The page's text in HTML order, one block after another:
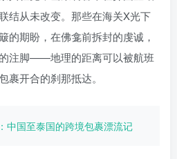
结从未改变。那些在海关X光下
的期盼，在佛龛前拆封的虔诚，
注脚——地理的距离可以被航班
裹开合的刹那抵达。
中国至泰国的跨境包裹漂流记